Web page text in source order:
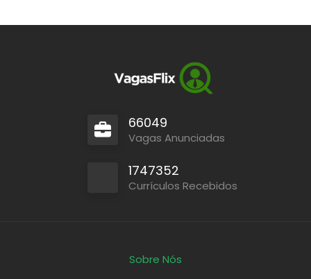
66049
Vagas Anunciadas
1747352
Currículos Recebidos
Sobre Nós